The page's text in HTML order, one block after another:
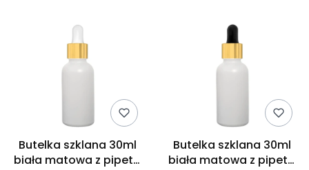
Butelka szklana 30ml
biała matowa z pipetą
Butelka szklana 30ml
biała matowa z pipetą